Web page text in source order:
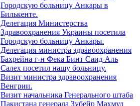
Городскую больницу Aнкары в
Билькенте.
Делегация Министерства
Здравоохранения Украины посетила
Городскую больницу Анкары.
Делегация министра здравоохранения
Бахрейна г-н Фека Бинт Саид Аль
Салех посетил нашу больницу.
Визит министра здравоохранения
Венгрии.
Визит начальника Генерального штаба
Пакистана генерала Зубейр Махмуд